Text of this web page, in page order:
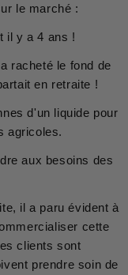
le marché :
il y a 4 ans !
racheté le fond de
en retraite !
d'un liquide pour
agricoles.
aux besoins des
il a paru évident à
cette
clients sont
prendre soin de